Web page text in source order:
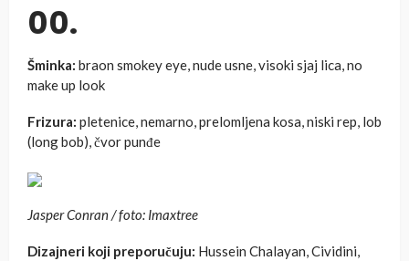
00.
Šminka: braon smokey eye, nude usne, visoki sjaj lica, no
make up look
Frizura: pletenice, nemarno, prelomljena kosa, niski rep, lob
(long bob), čvor punđe
Jasper Conran / foto: Imaxtree
Dizajneri koji preporučuju: Hussein Chalayan, Cividini,